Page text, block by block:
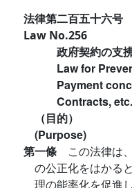
法律第二百五十六号
Law No.256
政府契約の支
Law for
Payment
Contracts, etc.
（目的）
(Purpose)
第一條 この法律は
の公正化をはかる
理の能率化を促進